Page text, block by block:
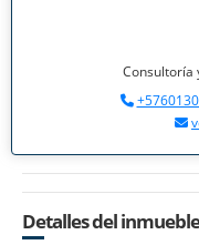
Consultoría
Detalles del inmueble